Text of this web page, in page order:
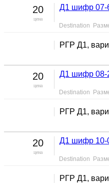
20
цена
Д1 шифр 07-
Destination
РГР Д1,
20
цена
Д1 шифр 08-
Destination
РГР Д1,
20
цена
Д1 шифр 10-
Destination
РГР Д1,